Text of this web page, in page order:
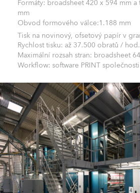
Formáty: broadsheet 420 x 594 mm
mm
Obvod formového válce:1.188 mm
Tisk na novinový, ofsetový papír v
Rychlost tisku: až 37.500 obratů / hod.
Maximální rozsah stran: broadsheet
Workflow: software PRINT společnosti